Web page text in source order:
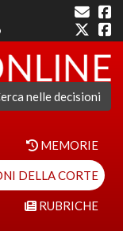
nelle decisioni
MEMORIE
DELLA CORTE
RUBRICHE